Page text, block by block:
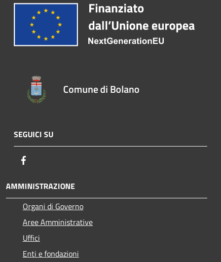
Comune di Bolano
SEGUICI SU
AMMINISTRAZIONE
Organi di Governo
Aree Amministrative
Uffici
Enti e fondazioni